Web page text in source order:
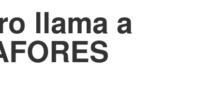
llama a